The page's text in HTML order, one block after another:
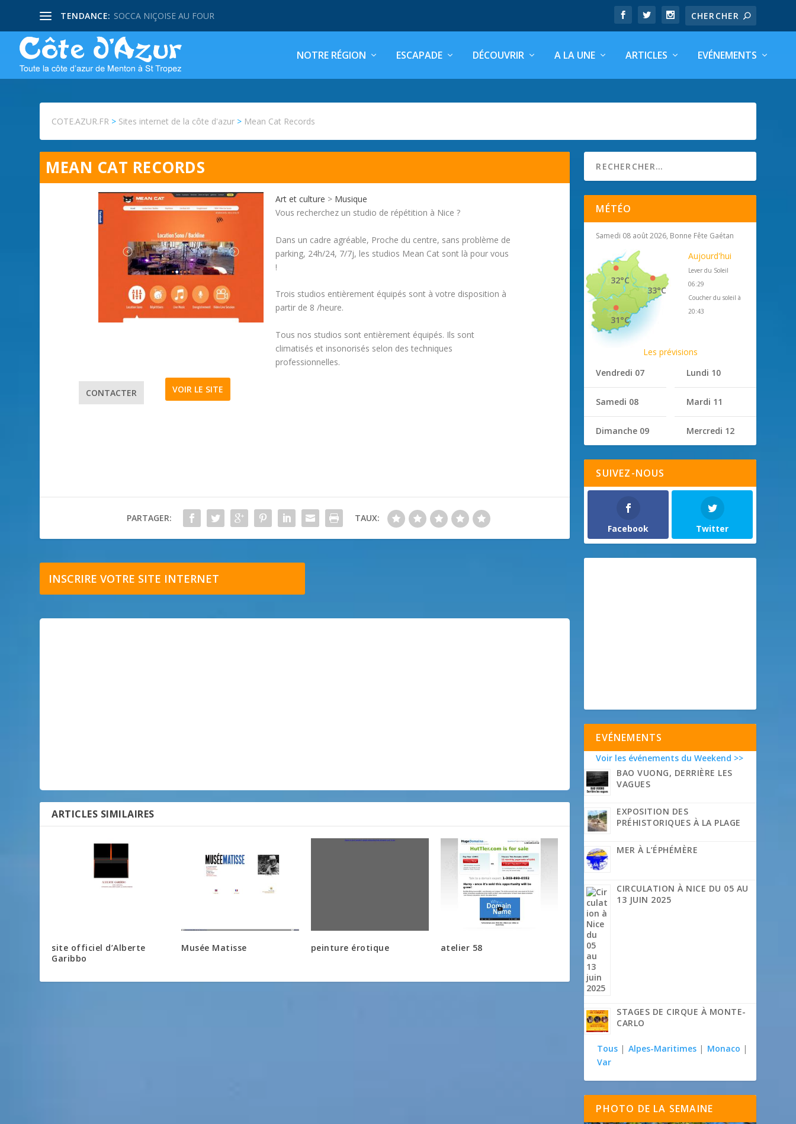
TENDANCE: SOCCA NIÇOISE AU FOUR
NOTRE RÉGION ESCAPADE DÉCOUVRIR A LA UNE ARTICLES EVÉNEMENTS
COTE.AZUR.FR > Sites internet de la côte d'azur > Mean Cat Records
MEAN CAT RECORDS
Art et culture > Musique
Vous recherchez un studio de répétition à Nice ?
Dans un cadre agréable, Proche du centre, sans problème de
parking, 24h/24, 7/7j, les studios Mean Cat sont là pour vous
!
Trois studios entièrement équipés sont à votre disposition à
partir de 8 /heure.
Tous nos studios sont entièrement équipés. Ils sont
climatisés et insonorisés selon des techniques
professionnelles.
CONTACTER VOIR LE SITE
PARTAGER: TAUX:
INSCRIRE VOTRE SITE INTERNET
ARTICLES SIMILAIRES
site officiel d’Alberte
Garibbo
Musée Matisse peinture érotique atelier 58
MÉTÉO
Samedi 08 août 2026, Bonne Fête Gaétan
33°C
32°C
31°C
Aujourd'hui
Lever du Soleil
06:29
Coucher du soleil à
20:43
Les prévisions
Vendredi 07
Samedi 08
Dimanche 09
Lundi 10
Mardi 11
Mercredi 12
SUIVEZ-NOUS
Facebook Twitter
EVÉNEMENTS
Voir les événements du Weekend >>
BAO VUONG, DERRIÈRE LES
VAGUES
EXPOSITION DES
PRÉHISTORIQUES À LA PLAGE
MER À L’ÉPHÉMÈRE
CIRCULATION À NICE DU 05 AU
13 JUIN 2025
STAGES DE CIRQUE À MONTE-
CARLO
Tous | Alpes-Maritimes | Monaco |
Var
PHOTO DE LA SEMAINE